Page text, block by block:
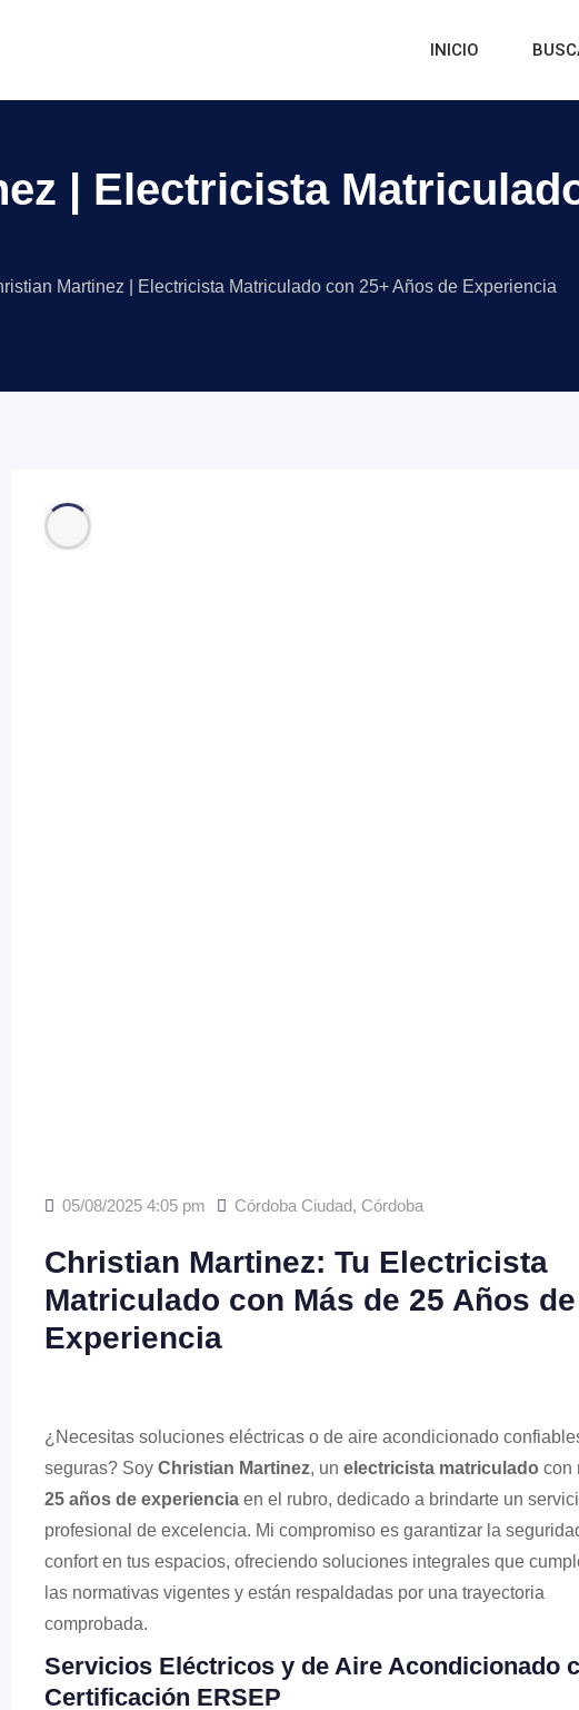
INICIO
| Electricista
Martinez | Electricista Matriculado con 25+ Años de Experiencia
05/08/2025 4:05 pm Córdoba Ciudad, Córdoba
Christian Martinez: Tu Electricista
Matriculado con Más de 25 Años de
Experiencia
¿Necesitas soluciones eléctricas o de aire acondicionado
seguras? Soy Christian Martinez, un electricista matriculado con
25 años de experienciaen el rubro, dedicado a brindarte un
profesional de excelencia. Mi compromiso es garantizar la
confort en tus espacios, ofreciendo soluciones integrales que
las normativas vigentes y están respaldadas por una trayectoria
comprobada.
Servicios Eléctricos y de Aire Acondicionado
Certificación ERSEP